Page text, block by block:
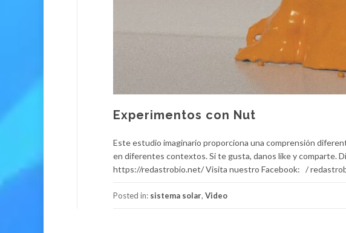
Experimentos con Nut
Este estudio imaginario proporciona una comprensión
en diferentes contextos. Si te gusta, danos like y comparte.
https://redastrobio.net/ Visita nuestro Facebook: /
Posted in: sistema solar, Video